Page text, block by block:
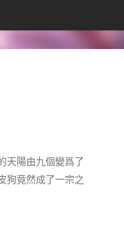
天陽由九個變爲了
狗竟然成了一宗之